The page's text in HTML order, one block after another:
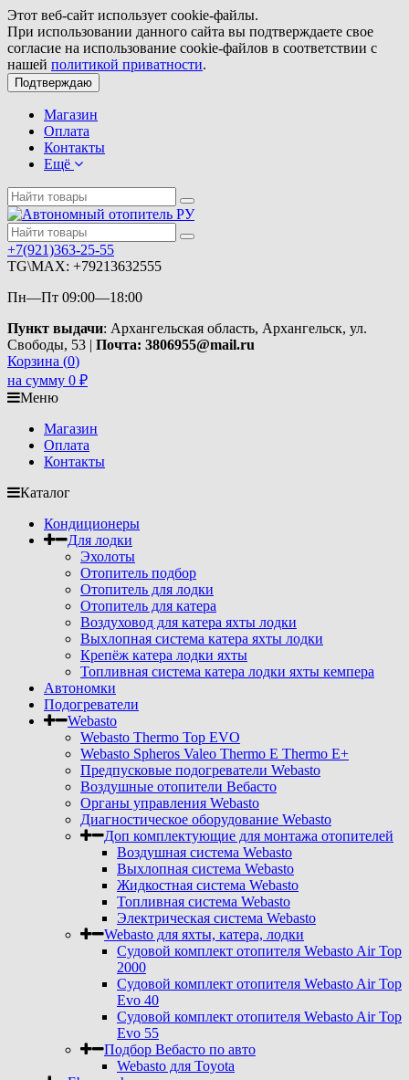
Этот веб-сайт использует cookie-файлы.
При использовании данного сайта вы подтверждаете свое
согласие на использование cookie-файлов в соответствии с
нашей политикой приватности.
Подтверждаю
Магазин
Оплата
Контакты
Ещё
+7(921)363-25-55
TG\MAX: +79213632555
Пн—Пт 09:00—18:00
Пункт выдачи: Архангельская область, Архангельск, ул.
Свободы, 53 | Почта: 3806955@mail.ru
Корзина (0)
на сумму 0 ₽
Меню
Магазин
Оплата
Контакты
Каталог
Кондиционеры
Для лодки
Эхолоты
Отопитель подбор
Отопитель для лодки
Отопитель для катера
Воздуховод для катера яхты лодки
Выхлопная система катера яхты лодки
Крепёж катера лодки яхты
Топливная система катера лодки яхты кемпера
Автономки
Подогреватели
Webasto
Webasto Thermo Top EVO
Webasto Spheros Valeo Thermo E Thermo E+
Предпусковые подогреватели Webasto
Воздушные отопители Вебасто
Органы управления Webasto
Диагностическое оборудование Webasto
Доп комплектующие для монтажа отопителей
Воздушная система Webasto
Выхлопная система Webasto
Жидкостная система Webasto
Топливная система Webasto
Электрическая система Webasto
Webasto для яхты, катера, лодки
Судовой комплект отопителя Webasto Air Top
2000
Судовой комплект отопителя Webasto Air Top
Evo 40
Судовой комплект отопителя Webasto Air Top
Evo 55
Подбор Вебасто по авто
Webasto для Toyota